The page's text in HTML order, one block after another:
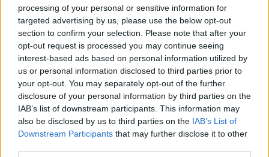
processing of your personal or sensitive information for
targeted advertising by us, please use the below opt-out
section to confirm your selection. Please note that after your
opt-out request is processed you may continue seeing
interest-based ads based on personal information utilized by
us or personal information disclosed to third parties prior to
your opt-out. You may separately opt-out of the further
disclosure of your personal information by third parties on the
IAB’s list of downstream participants. This information may
also be disclosed by us to third parties on the IAB’s List of
Downstream Participants that may further disclose it to other
Ekoauditpana Sommera své vlastní dokumentace EIA na Velkolom
Čertovy schody. Tento pán zde zuřivě hájil záměr těžaře navýšit
těžbu v CHKO Český kras. V té době ještě nevěděl, že Agentura
ochrany přírody a krajiny navrhne dokumentaci Ekoauditu
přepracovat jako nedostatečnou a vyjádří nesouhlas s navýšením
těžby.
Ing. Ivan Sommer: Reakce na článek "Zvýší se těžba v
Českém krasu?" v EkoListu 5/2000
17.6.2000
V EkoListu 5/2000 byl zveřejněn článek "Zvýší se těžba v Českém
krasu?", který se z velké části zabývá těžbou ve Velkolomu Čertovy
schody - západ. Firma prý zažádala rozšíření dobývacího prostoru